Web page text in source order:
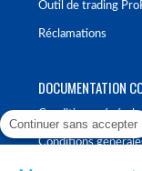
Outil de trading
Réclamations
DOCUMENTATION
Conditions
Conditions
Continuer sans accepter